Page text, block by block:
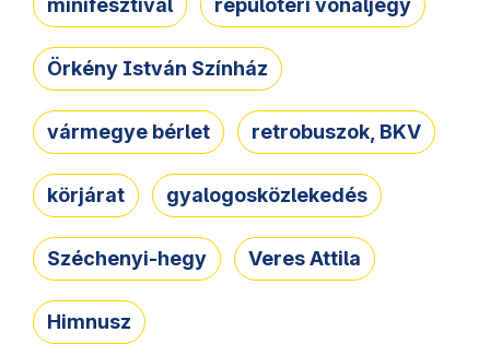
minifesztivál repülőtéri vonaljegy
Örkény István Színház
vármegye bérlet retrobuszok, BKV
körjárat gyalogosközlekedés
Széchenyi-hegy Veres Attila
Himnusz